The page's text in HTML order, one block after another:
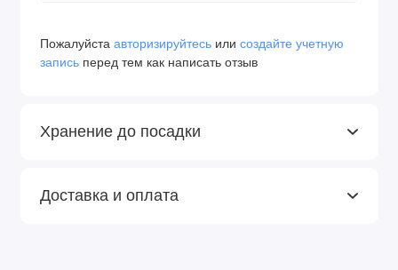
Пожалуйста авторизируйтесь или создайте учетную
запись перед тем как написать отзыв
Хранение до посадки
Доставка и оплата